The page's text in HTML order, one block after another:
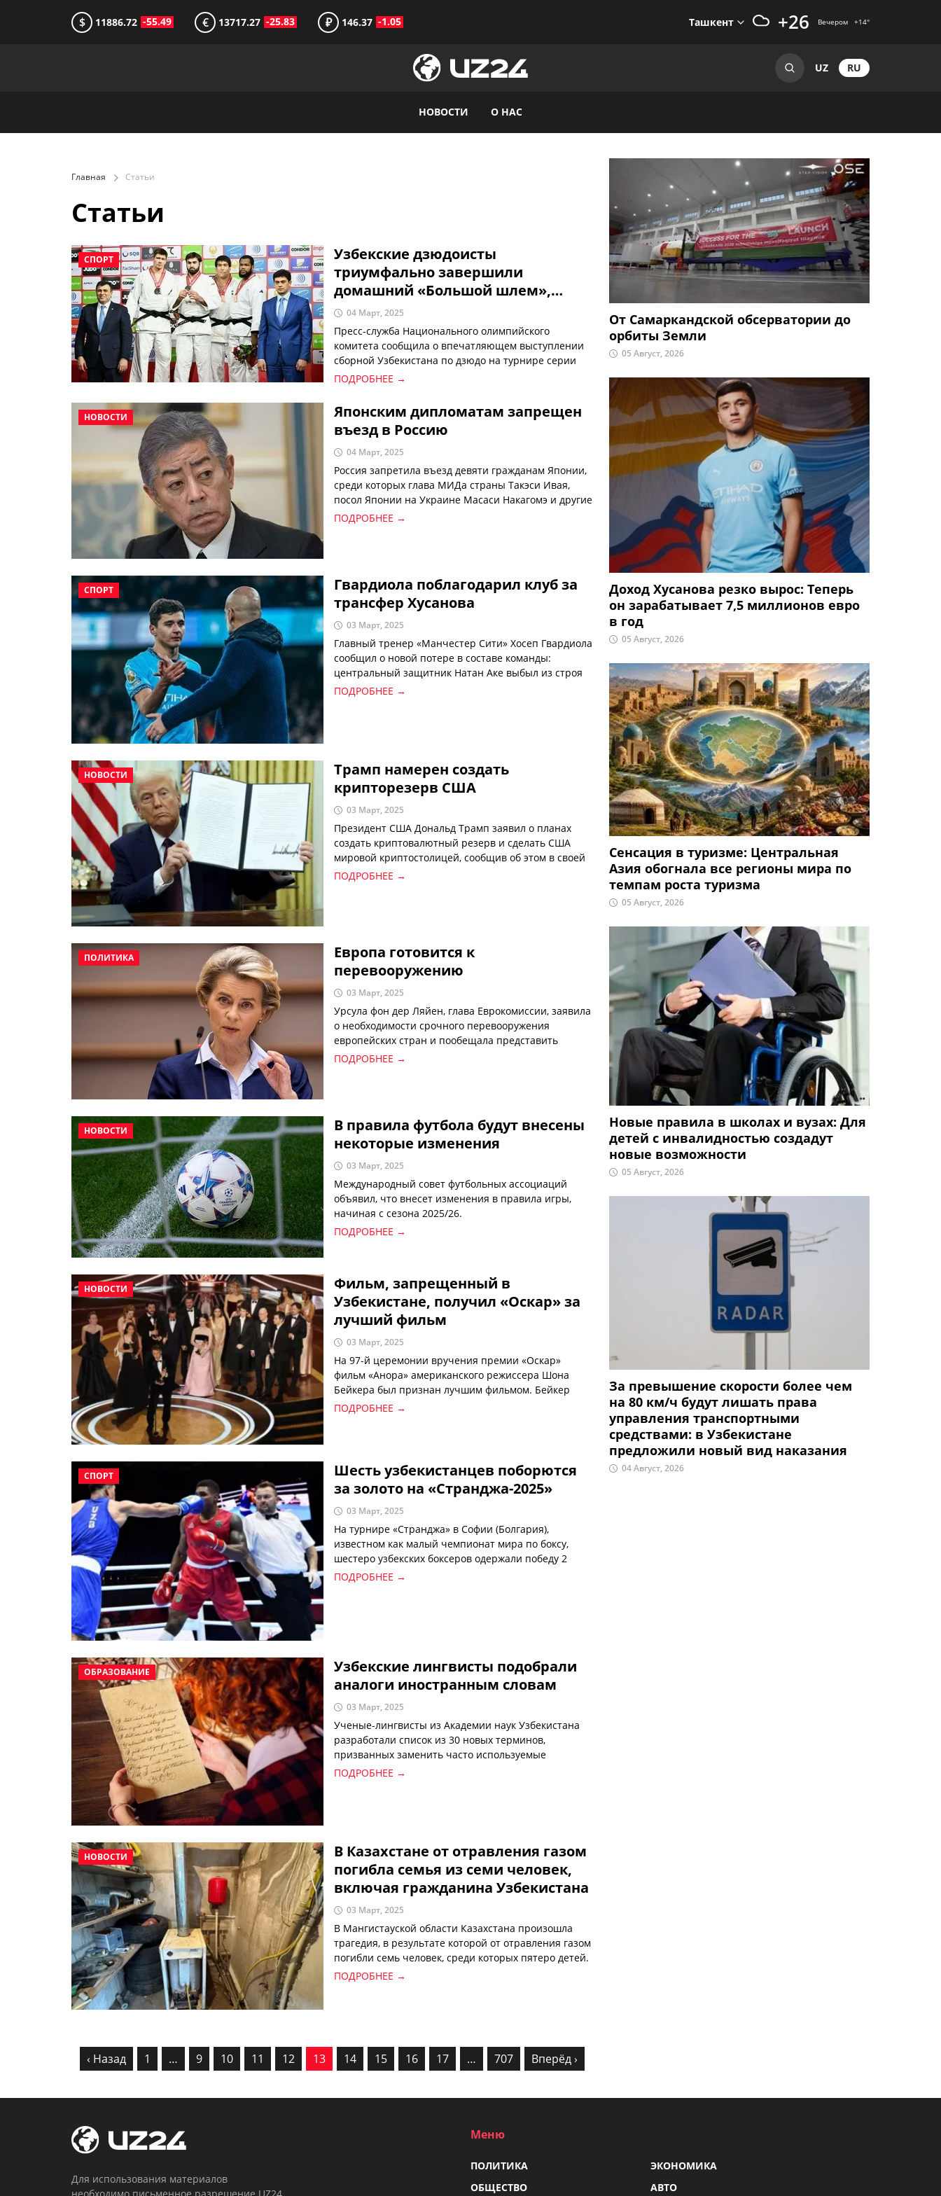
$ 11886.72 -55.49 € 13717.27 -25.83 ₽ 146.37 -1.05 Ташкент +26 Вечером +14°
UZ RU
НОВОСТИ О НАС
Главная Статьи
Статьи
СПОРТ
Узбекские дзюдоисты
триумфально завершили
домашний «Большой шлем»,
завоевав 12 медалей
04 Март, 2025
Пресс-служба Национального олимпийского
комитета сообщила о впечатляющем выступлении
сборной Узбекистана по дзюдо на турнире серии
«Большой шлем», который проходил в Ташкенте.
медалей различного достоинства, установив тем
самым новый национальный рекорд.
ПОДРОБНЕЕ →
НОВОСТИ
Японским дипломатам запрещен
въезд в Россию
04 Март, 2025
Россия запретила въезд девяти гражданам Японии,
среди которых глава МИДа страны Такэси Ивая,
посол Японии на Украине Масаси Накагомэ и другие
высокопоставленные лица и бизнесмены.
ПОДРОБНЕЕ →
СПОРТ
Гвардиола поблагодарил клуб за
трансфер Хусанова
03 Март, 2025
Главный тренер «Манчестер Сити» Хосеп Гвардиола
сообщил о новой потере в составе команды:
центральный защитник Натан Аке выбыл из строя
из-за травмы.
ПОДРОБНЕЕ →
НОВОСТИ
Трамп намерен создать
крипторезерв США
03 Март, 2025
Президент США Дональд Трамп заявил о планах
создать криптовалютный резерв и сделать США
мировой криптостолицей, сообщив об этом в своей
социальной сети Truth Social.
ПОДРОБНЕЕ →
ПОЛИТИКА
Европа готовится к
перевооружению
03 Март, 2025
Урсула фон дер Ляйен, глава Еврокомиссии, заявила
о необходимости срочного перевооружения
европейских стран и пообещала представить
соответствующий план в ближайшие дни.
ПОДРОБНЕЕ →
НОВОСТИ
В правила футбола будут внесены
некоторые изменения
03 Март, 2025
Международный совет футбольных ассоциаций
объявил, что внесет изменения в правила игры,
начиная с сезона 2025/26.
ПОДРОБНЕЕ →
НОВОСТИ
Фильм, запрещенный в
Узбекистане, получил «Оскар» за
лучший фильм
03 Март, 2025
На 97-й церемонии вручения премии «Оскар»
фильм «Анора» американского режиссера Шона
Бейкера был признан лучшим фильмом. Бейкер
также получил награду за лучшую режиссуру.
ПОДРОБНЕЕ →
СПОРТ
Шесть узбекистанцев поборются
за золото на «Странджа-2025»
03 Март, 2025
На турнире «Странджа» в Софии (Болгария),
известном как малый чемпионат мира по боксу,
шестеро узбекских боксеров одержали победу 2
марта, сообщает Национальный олимпийский
ПОДРОБНЕЕ →
ОБРАЗОВАНИЕ
Узбекские лингвисты подобрали
аналоги иностранным словам
03 Март, 2025
Ученые-лингвисты из Академии наук Узбекистана
разработали список из 30 новых терминов,
призванных заменить часто используемые
иностранные слова в узбекском языке.
ПОДРОБНЕЕ →
НОВОСТИ
В Казахстане от отравления газом
погибла семья из семи человек,
включая гражданина Узбекистана
03 Март, 2025
В Мангистауской области Казахстана произошла
трагедия, в результате которой от отравления газом
погибли семь человек, среди которых пятеро детей.
Областной акимат сообщил, что все погибшие
ПОДРОБНЕЕ →
‹ Назад 1 … 9 10 11 12 13 14 15 16 17 … 707 Вперёд ›
От Самаркандской обсерватории до
орбиты Земли
05 Август, 2026
Доход Хусанова резко вырос: Теперь
он зарабатывает 7,5 миллионов евро
в год
05 Август, 2026
Сенсация в туризме: Центральная
Азия обогнала все регионы мира по
темпам роста туризма
05 Август, 2026
Новые правила в школах и вузах: Для
детей с инвалидностью создадут
новые возможности
05 Август, 2026
За превышение скорости более чем
на 80 км/ч будут лишать права
управления транспортными
средствами: в Узбекистане
предложили новый вид наказания
04 Август, 2026
Для использования материалов
Меню
ПОЛИТИКА
ЭКОНОМИКА
ОБЩЕСТВО
АВТО